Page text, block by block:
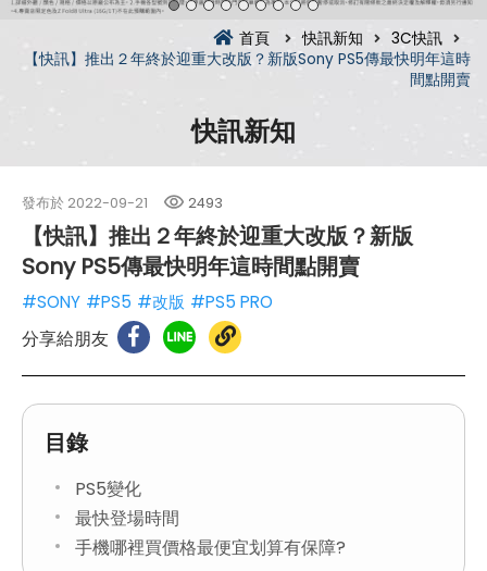
首頁 快訊新知
3C快訊
【快訊】推出２年終於迎重大改版？新版Sony PS5傳最快明年這時
間點開賣
快訊新知
發布於 2022-09-21 2493
【快訊】推出２年終於迎重大改版？新版
Sony PS5傳最快明年這時間點開賣
#SONY #PS5 #改版 #PS5 PRO
分享給朋友
目錄
PS5變化
最快登場時間
手機哪裡買價格最便宜划算有保障?